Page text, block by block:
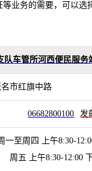
业务的需要，可以选
队车管所河西便民服务
名市红旗中路
06682800100 发
一至周四 上午8:30-
周五 上午8:30-12:00